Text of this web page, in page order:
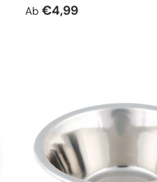
Normaler Preis
Ab €4,99